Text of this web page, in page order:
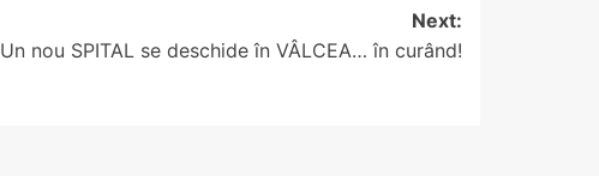
Next:
Un nou SPITAL se deschide în VÂLCEA… în curând!